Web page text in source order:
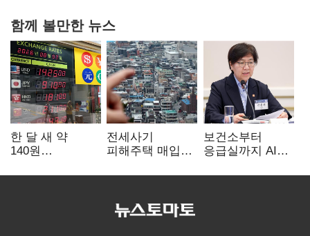
함께 볼만한 뉴스
한 달 새 약
140원
엔저'에 원화
전세사기
피해주택 매입
누적 피해자
보건소부터
응급실까지 AI
혁신 본격화